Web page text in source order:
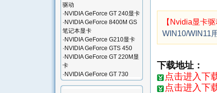
【Nvidia显卡
WIN10/WIN11
下载地址：
点击进入下
点击进入下
驱动
· NVIDIA GeForce GT 240显卡
· NVIDIA GeForce 8400M GS
笔记本显卡
· NVIDIA GeForce G210显卡
· NVIDIA GeForce GTS 450
· NVIDIA GeForce GT 220M显
卡
· NVIDIA GeForce GT 730